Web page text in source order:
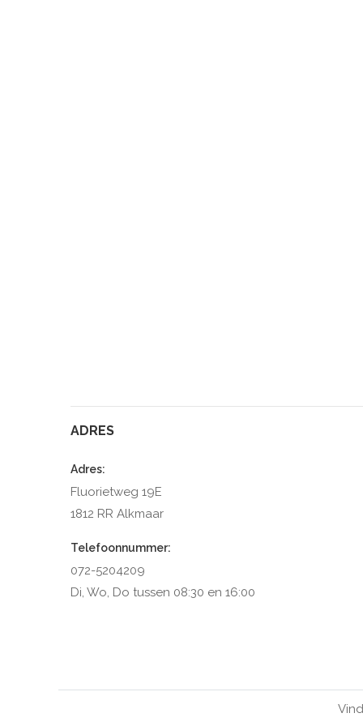
ADRES
Adres:
Fluorietweg 19E
1812 RR Alkmaar
Telefoonnummer:
072-5204209
Di, Wo, Do tussen 08:30 en 16:00